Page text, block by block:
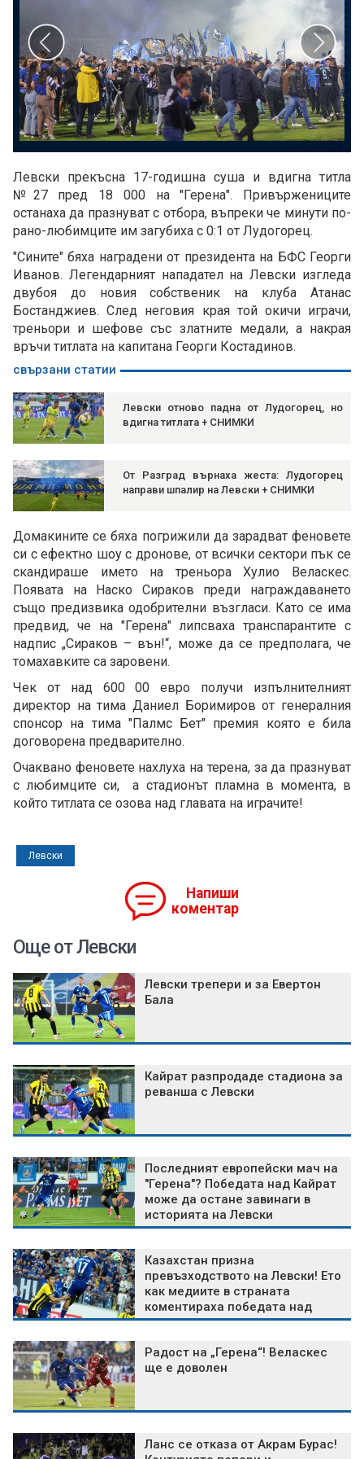
Левски прекъсна 17-годишна суша и вдигна титла
№27 пред 18 000 на "Герена". Привържениците
останаха да празнуват с отбора, въпреки че минути по-
рано-любимците им загубиха с 0:1 от Лудогорец.
"Сините" бяха наградени от президента на БФС Георги
Иванов. Легендарният нападател на Левски изгледа
двубоя до новия собственик на клуба Атанас
Бостанджиев. След неговия края той окичи играчи,
треньори и шефове със златните медали, а накрая
връчи титлата на капитана Георги Костадинов.
свързани статии
Левски отново падна от Лудогорец, но
вдигна титлата + СНИМКИ
От Разград върнаха жеста: Лудогорец
направи шпалир на Левски + СНИМКИ
Домакините се бяха погрижили да зарадват феновете
си с ефектно шоу с дронове, от всички сектори пък се
скандираше името на треньора Хулио Веласкес.
Появата на Наско Сираков преди награждаването
също предизвика одобрителни възгласи. Като се има
предвид, че на "Герена" липсваха транспарантите с
надпис „Сираков – вън!“, може да се предполага, че
томахавките са заровени.
Чек от над 600 00 евро получи изпълнителният
директор на тима Даниел Боримиров от генералния
спонсор на тима "Палмс Бет" премия която е била
договорена предварително.
Очаквано феновете нахлуха на терена, за да празнуват
с любимците си, а стадионът пламна в момента, в
който титлата се озова над главата на играчите!
Левски
Напиши
коментар
Още от Левски
Левски трепери и за Евертон
Бала
Кайрат разпродаде стадиона за
реванша с Левски
Последният европейски мач на
"Герена"? Победата над Кайрат
може да остане завинаги в
историята на Левски
Казахстан призна
превъзходството на Левски! Ето
как медиите в страната
коментираха победата над
Кайрат
Радост на „Герена“! Веласкес
ще е доволен
Ланс се отказа от Акрам Бурас!